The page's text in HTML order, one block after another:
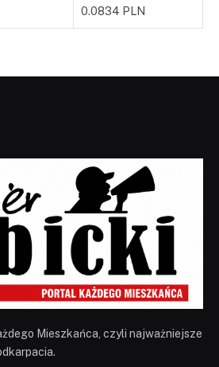
0.0834 PLN
Mieszkańca, czyli najważniejsze